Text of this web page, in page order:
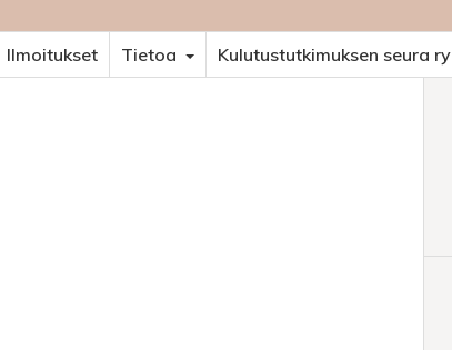
Ilmoitukset Tietoa Kulutustutkimuksen seura ry